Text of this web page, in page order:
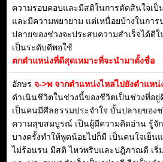
ความรอบคอบและมีสติในการตัดสินใจเป็
และมีความพยายาม แต่เหนื่อยบ้างในกา
ปลายของช่วงจะประสบความสำเร็จได้ดี
เป็นระดับดีพอใช้
ตกตำแหน่งที่ดีสุดเหมาะที่จะนำมาตั้งชื่อ
อักษร จ->พ จากตำแหน่งไหล่ไปยังตำแหน่
ดำเนินชีวิตในช่วงนี้ของชีวิตเป็นช่วงที่อ
เป็นคนมีศีลธรรมประจำใจ บั้นปลายของ
ความสุขสมบูรณ์ เป็นผู้มีความคิดอ่าน รู้จั
บางครั้งทำให้พูดน้อยไปก็มี เป็นคนใจเย็
ไม่ร้อนรน มีสติ ไหวพริบและปฎิภาณดี เริ่